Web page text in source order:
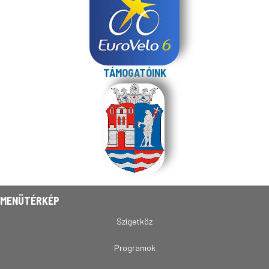
TÁMOGATÓINK
MENÜTÉRKÉP
Szigetköz
Programok